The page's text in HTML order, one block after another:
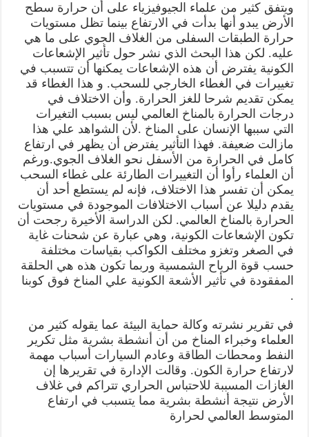
ويتفق كثير من علماء الجيوفيزياء على أن حرارة سطح
الأرض يبدو أنها بدأت في الارتفاع بينما تظل مستويات
حرارة الطبقات السفلى من الغلاف الجوي على ما هي
عليه. لكن هذا البحث الذي نشر حول تأثير الإشعاعات
الكونية يفترض أن هذه الإشعاعات يمكنها أن تتسبب في
تغييرات في الغطاء الخارجي للسحب. و هذا الغطاء قد
يمكن تقديم شرحا للغز الحرارة. وأن الاختلاف في
درجات الحرارة بالمناخ العالمي ليس بسبب التغيرات
التي سببها الإنسان على المناخ .لأن الشواهد علي هذا
مازالت ضعيفة. فهذا التأثير يفترض أن يظهر في ارتفاع
كامل في الحرارة من الأسفل نحو الغلاف الجوي.ورغم
أن العلماء رأوا أن التغييرات الطارئة على غطاء السحب
يمكن أن تفسر هذا الاختلاف، فإنه لم يستطع أحد أن
يقدم دليلا عن أسباب الاختلافات الموجودة في مستويات
الحرارة بالمناخ العالمي. لكن الدراسة الأخيرة رجحت أن
تكون الإشعاعات الكونية، وهي عبارة عن شحنات غاية
في الصغر وتغزو مختلف الكواكب بقياسات مختلفة
حسب قوة الرياح الشمسية وربما تكون هذه هي الحلقة
المفقودة في تأثير الأشعة الكونية علي المناخ فوق كوبنا
.
في تقرير نشرته وكالة حماية البيئة عما يقوله كثير من
العلماء وخبراء المناخ من أن أنشطة بشرية مثل تكرير
النفط ومحطات الطاقة وعادم السيارات أسباب مهمة
لارتفاع حرارة الكون. وقالت الإدارة في تقريرها إن
الغازات المسببة للاحتباس الحراري تتراكم في غلاف
الأرض نتيجة أنشطة بشرية مما يتسبب في ارتفاع
المتوسط العالمي لحرارة